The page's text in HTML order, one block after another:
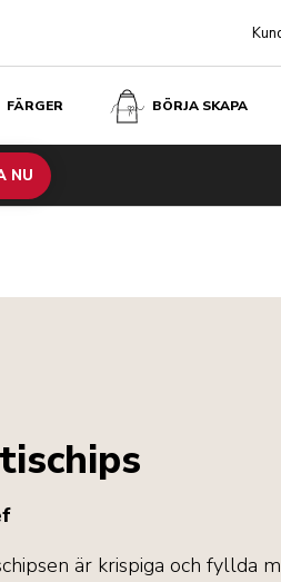
FÄRGER BÖRJA SKAPA
NU
är krispiga och fyllda